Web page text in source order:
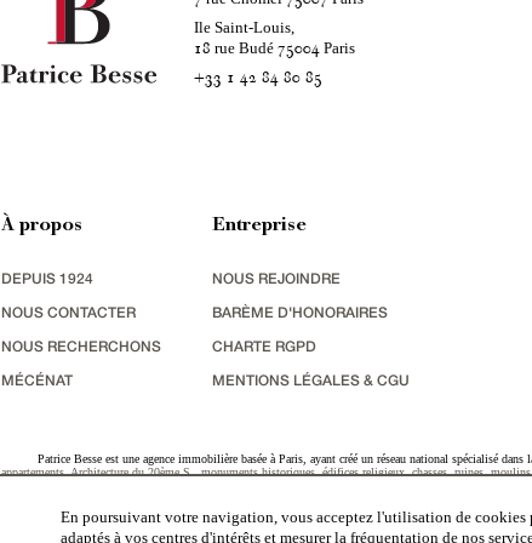
Ile Saint-Louis,
18 rue Budé 75004Paris
+33 1 42 84 80 85
À propos
DEPUIS 1924
NOUS CONTACTER
NOUS RECHERCHONS
MÉCÉNAT
Entreprise
NOUS REJOINDRE
BARÈME D'HONORAIRES
CHARTE RGPD
MENTIONS LÉGALES & CGU
Patrice Besse est une agence immobilière basée à Paris, ayant créé un réseau national spécialisé dans
appartements,Architecture du 20ème S.,monuments historiques,édifices religieux,chasses,ruines,moulins
En poursuivant votre navigation, vous acceptez l'utilisation de cookies
adaptés à vos centres d'intérêts et mesurer la fréquentation de nos